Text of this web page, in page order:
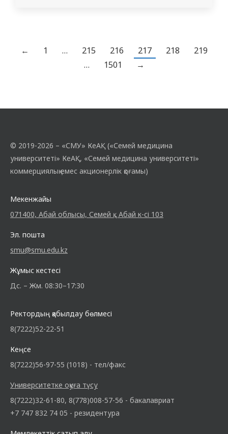
үйрену барысында сөйлеу дағдыларын
жетілдірді, медициналық терминдерді
← 1 … 215 216 217 218
219
…
1501 →
© 2019-2026 – «СМУ» КеАҚ («Семей медицина
университеті» КеАҚ, «Семей медицина университеті»
коммерциялық емес акционерлік қоғамы)
Мекенжайы
071400, Абай облысы, Семей қ., Абай к-сі 103
Эл. пошта
smu@smu.edu.kz
Жұмыс кестесі
Дс. – Жм. 08:30–17:30
Ректордың қабылдау бөлмесі
8(7222)52-22-51
Кеңсе
8(7222)56-97-55 (1018) - тел/факс
Университетке оқуға түсу
8(7222)32-61-80, 8(778)008-57-56 - бакалавриат
+7 747 832 74 05 - резидентура